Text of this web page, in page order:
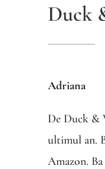
Duck
Adriana
De Duck &
ultimul an.
Amazon.